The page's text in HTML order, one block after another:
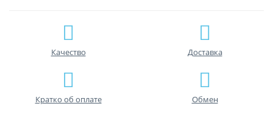
Качество Доставка
Кратко об оплате Обмен